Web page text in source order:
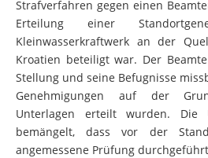
Strafverfahren gegen einen
Erteilung einer
Kleinwasserkraftwerk an der
Kroatien beteiligt war. Der
Stellung und seine Befugnisse
Genehmigungen auf der
Unterlagen erteilt wurden. Die
bemängelt, dass vor der
angemessene Prüfung